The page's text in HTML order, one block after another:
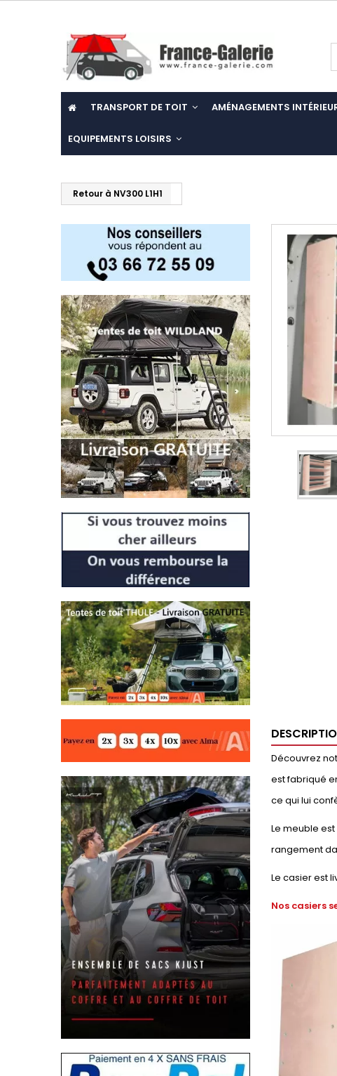
TRANSPORT DE TOIT AMÉNAGEMENTS
EQUIPEMENTS LOISIRS
Retour à NV300 L1H1
Découvrez
est fabriqué
ce qui lui
Le meuble
rangement
Le casier est
Nos casiers